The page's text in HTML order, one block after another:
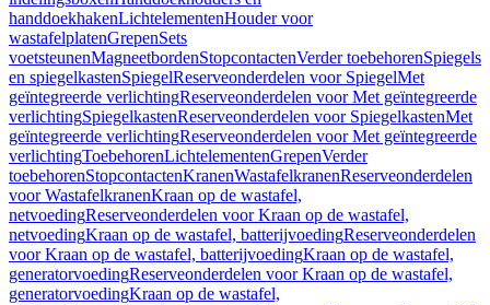
handdoekhakenLichtelementenHouder voor
wastafelplatenGrepenSets
voetsteunenMagneetbordenStopcontactenVerder toebehorenSpiegels
en spiegelkastenSpiegelReserveonderdelen voor SpiegelMet
geïntegreerde verlichtingReserveonderdelen voor Met geïntegreerde
verlichtingSpiegelkastenReserveonderdelen voor SpiegelkastenMet
geïntegreerde verlichtingReserveonderdelen voor Met geïntegreerde
verlichtingToebehorenLichtelementenGrepenVerder
toebehorenStopcontactenKranenWastafelkranenReserveonderdelen
voor WastafelkranenKraan op de wastafel,
netvoedingReserveonderdelen voor Kraan op de wastafel,
netvoedingKraan op de wastafel, batterijvoedingReserveonderdelen
voor Kraan op de wastafel, batterijvoedingKraan op de wastafel,
generatorvoedingReserveonderdelen voor Kraan op de wastafel,
generatorvoedingKraan op de wastafel,